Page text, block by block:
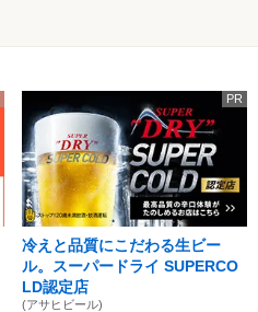
PR
冷えと品質にこだわる生ビー
ル。スーパードライ SUPERCO
LD認定店
(アサヒビール)